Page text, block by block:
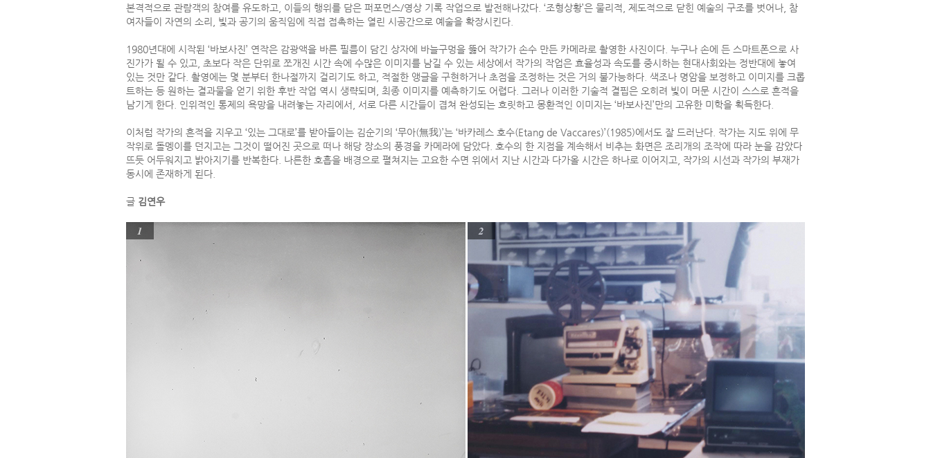
본격적으로 관람객의 참여를 유도하고, 이들의 행위를 담은 퍼포먼스/영상 기록 작업으로 발전해나갔다. ‘조형상황’은 물리적, 제도적으로 닫힌 예술의 구조를 벗어나, 참
여자들이 자연의 소리, 빛과 공기의 움직임에 직접 접촉하는 열린 시공간으로 예술을 확장시킨다.
1980년대에 시작된 ‘바보사진’ 연작은 감광액을 바른 필름이 담긴 상자에 바늘구멍을 뚫어 작가가 손수 만든 카메라로 촬영한 사진이다. 누구나 손에 든 스마트폰으로 사
진가가 될 수 있고, 초보다 작은 단위로 쪼개진 시간 속에 수많은 이미지를 남길 수 있는 세상에서 작가의 작업은 효율성과 속도를 중시하는 현대사회와는 정반대에 놓여
있는 것만 같다. 촬영에는 몇 분부터 한나절까지 걸리기도 하고, 적절한 앵글을 구현하거나 초점을 조정하는 것은 거의 불가능하다. 색조나 명암을 보정하고 이미지를 크롭
트하는 등 원하는 결과물을 얻기 위한 후반 작업 역시 생략되며, 최종 이미지를 예측하기도 어렵다. 그러나 이러한 기술적 결핍은 오히려 빛이 머문 시간이 스스로 흔적을
남기게 한다. 인위적인 통제의 욕망을 내려놓는 자리에서, 서로 다른 시간들이 겹쳐 완성되는 흐릿하고 몽환적인 이미지는 ‘바보사진’만의 고유한 미학을 획득한다.
이처럼 작가의 흔적을 지우고 ‘있는 그대로’를 받아들이는 김순기의 ‘무아(無我)’는 ‘바카레스 호수(Etang de Vaccares)’(1985)에서도 잘 드러난다. 작가는 지도 위에 무
작위로 돌멩이를 던지고는 그것이 떨어진 곳으로 떠나 해당 장소의 풍경을 카메라에 담았다. 호수의 한 지점을 계속해서 비추는 화면은 조리개의 조작에 따라 눈을 감았다
뜨듯 어두워지고 밝아지기를 반복한다. 나른한 호흡을 배경으로 펼쳐지는 고요한 수면 위에서 지난 시간과 다가올 시간은 하나로 이어지고, 작가의 시선과 작가의 부재가
동시에 존재하게 된다.
글 김연우
1 2